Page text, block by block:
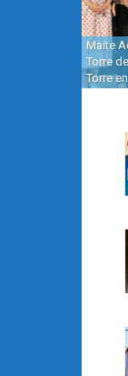
Maite
Torre
Torre